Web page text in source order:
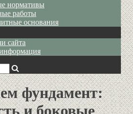
нормативы
работы
основания
сайта
фундамент: